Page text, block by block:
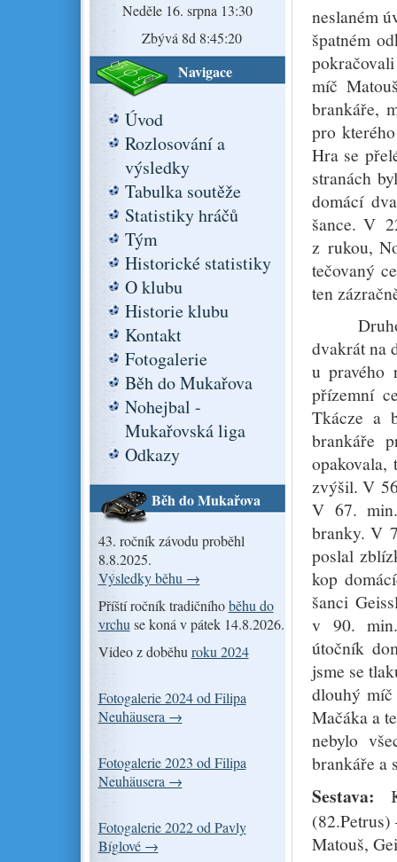
Neděle 16. srpna 13:30
Zbývá 8d 8:45:19
Navigace
Úvod
Rozlosování a
výsledky
Tabulka soutěže
Statistiky hráčů
Tým
Historické statistiky
O klubu
Historie klubu
Kontakt
Fotogalerie
Běh do Mukařova
Nohejbal -
Mukařovská liga
Odkazy
Běh do Mukařova
43. ročník závodu proběhl
8.8.2025.
Výsledky běhu →
Příští ročník tradičníhoběhu do
vrchu se koná v pátek 14.8.2026.
Video z doběhu roku 2024
Fotogalerie 2024 od Filipa
Neuhäusera →
Fotogalerie 2023 od Filipa
Neuhäusera →
Fotogalerie 2022 od Pavly
Bíglové →
neslaném
špatném
míč
brankáře,
pro
Hra se
stranách
domácí
šance. V
z rukou,
tečovaný
ten
Druhou
dvakrát na
u pravého
přízemní
Tkácze a
brankáře
zvýšil. V
V 67.
branky. V
poslal
kop
šanci
v 90.
útočník
jsme se
dlouhý
Mačáka a
nebylo
brankáře a
Sestava:
Matouš,